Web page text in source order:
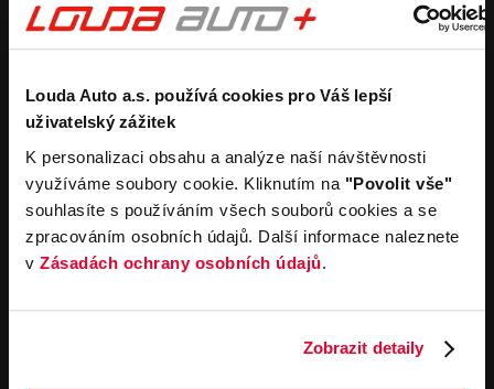
Louda Auto a.s. používá cookies pro Váš lepší
uživatelský zážitek
K personalizaci obsahu a analýze naší návštěvnosti
využíváme soubory cookie. Kliknutím na "Povolit vše"
souhlasíte s používáním všech souborů cookies a se
zpracováním osobních údajů. Další informace naleznete
v Zásadách ochrany osobních údajů.
Zobrazit detaily
Koupit ojetý vůz
Koupit užitkový vůz
Průběh výkupu vozu
Pronájem
Carsharing
Autopůjčovna
Operativní leasing
Společnost
Louda Auto+ Poděbrady
Obytné vozy
Novinky
Kariéra
Servisní služby
Servis
Důležité odkazy
Cookies
Všeobecné obchodní
podmínky pro online